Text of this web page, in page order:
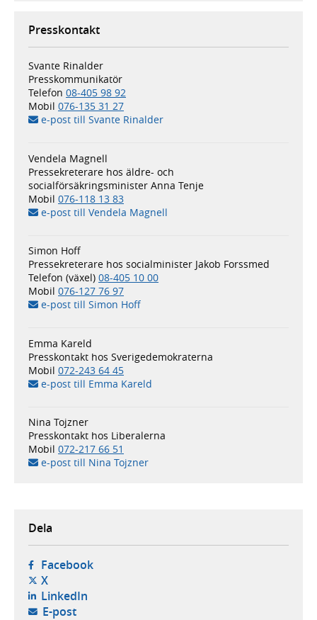
Presskontakt
Svante Rinalder
Presskommunikatör
Telefon 08-405 98 92
Mobil 076-135 31 27
e-post till Svante Rinalder
Vendela Magnell
Pressekreterare hos äldre- och
socialförsäkringsminister Anna Tenje
Mobil 076-118 13 83
e-post till Vendela Magnell
Simon Hoff
Pressekreterare hos socialminister Jakob Forssmed
Telefon (växel) 08-405 10 00
Mobil 076-127 76 97
e-post till Simon Hoff
Emma Kareld
Presskontakt hos Sverigedemokraterna
Mobil 072-243 64 45
e-post till Emma Kareld
Nina Tojzner
Presskontakt hos Liberalerna
Mobil 072-217 66 51
e-post till Nina Tojzner
Dela
Facebook- öppnas i ny flik, extern webbplats,
X- öppnas i ny flik, extern webbplats,
LinkedIn- öppnas i ny flik, extern webbplats,
E-post- öppnar din e-postklient,